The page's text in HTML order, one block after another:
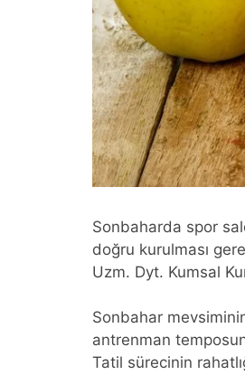
Sonbaharda spor
doğru kurulması
Uzm. Dyt. Kumsal
Sonbahar
antrenman
Tatil sürecinin